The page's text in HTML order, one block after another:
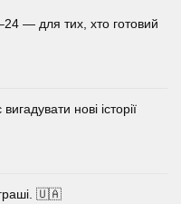
— для тих, хто готовий
нові історії
🇺🇦